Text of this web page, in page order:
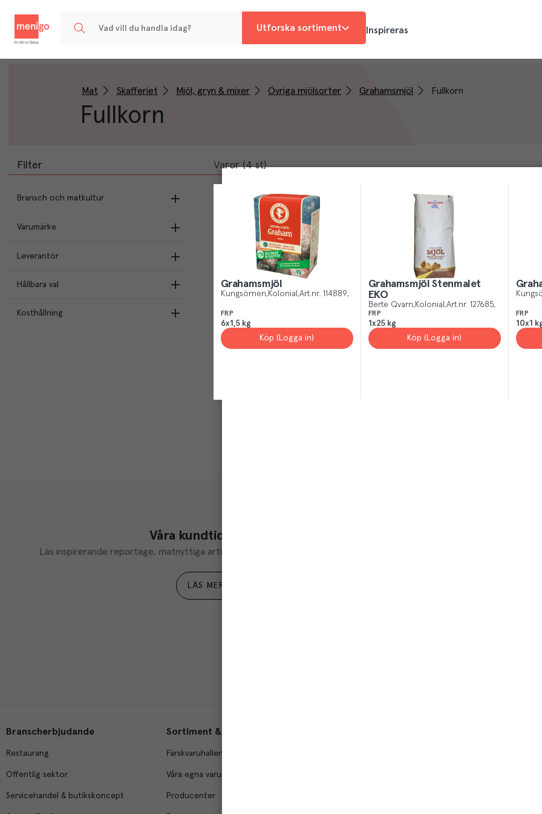
Utforska sortiment Inspireras
Mat Skafferiet Mjöl, gryn & mixer Övriga mjölsorter Grahamsmjöl Fullkorn
Fullkorn
Varor (4 st)
Grahamsmjöl
Kungsörnen Kolonial Art.nr. 114889
FRP
6x1,5 kg
Köp (Logga in)
Grahamsmjöl Stenmalet
EKO
Berte Qvarn Kolonial Art.nr. 127685
FRP
1x25 kg
Köp (Logga in)
FRP
10x1
Filter
Bransch och matkultur
Varumärke
Kungsörnen 2)
1)
Leverantör
Lantmännen Cerealia AB 2)
Saltå Kvarn AB 1)
Hållbara val
Ekologisk 3)
Kosthållning
Våra kundtidningar
Läs inspirerande reportage, matnyttiga artiklar och ta del av aktuella kampanjer.
LÄS MER
Du som är Menigo-
Branscherbjudande
Restaurang
Offentlig sektor
Servicehandel & butikskoncept
Sortiment & tjänster
Färskvaruhallen
Våra egna varumärken
Producenter